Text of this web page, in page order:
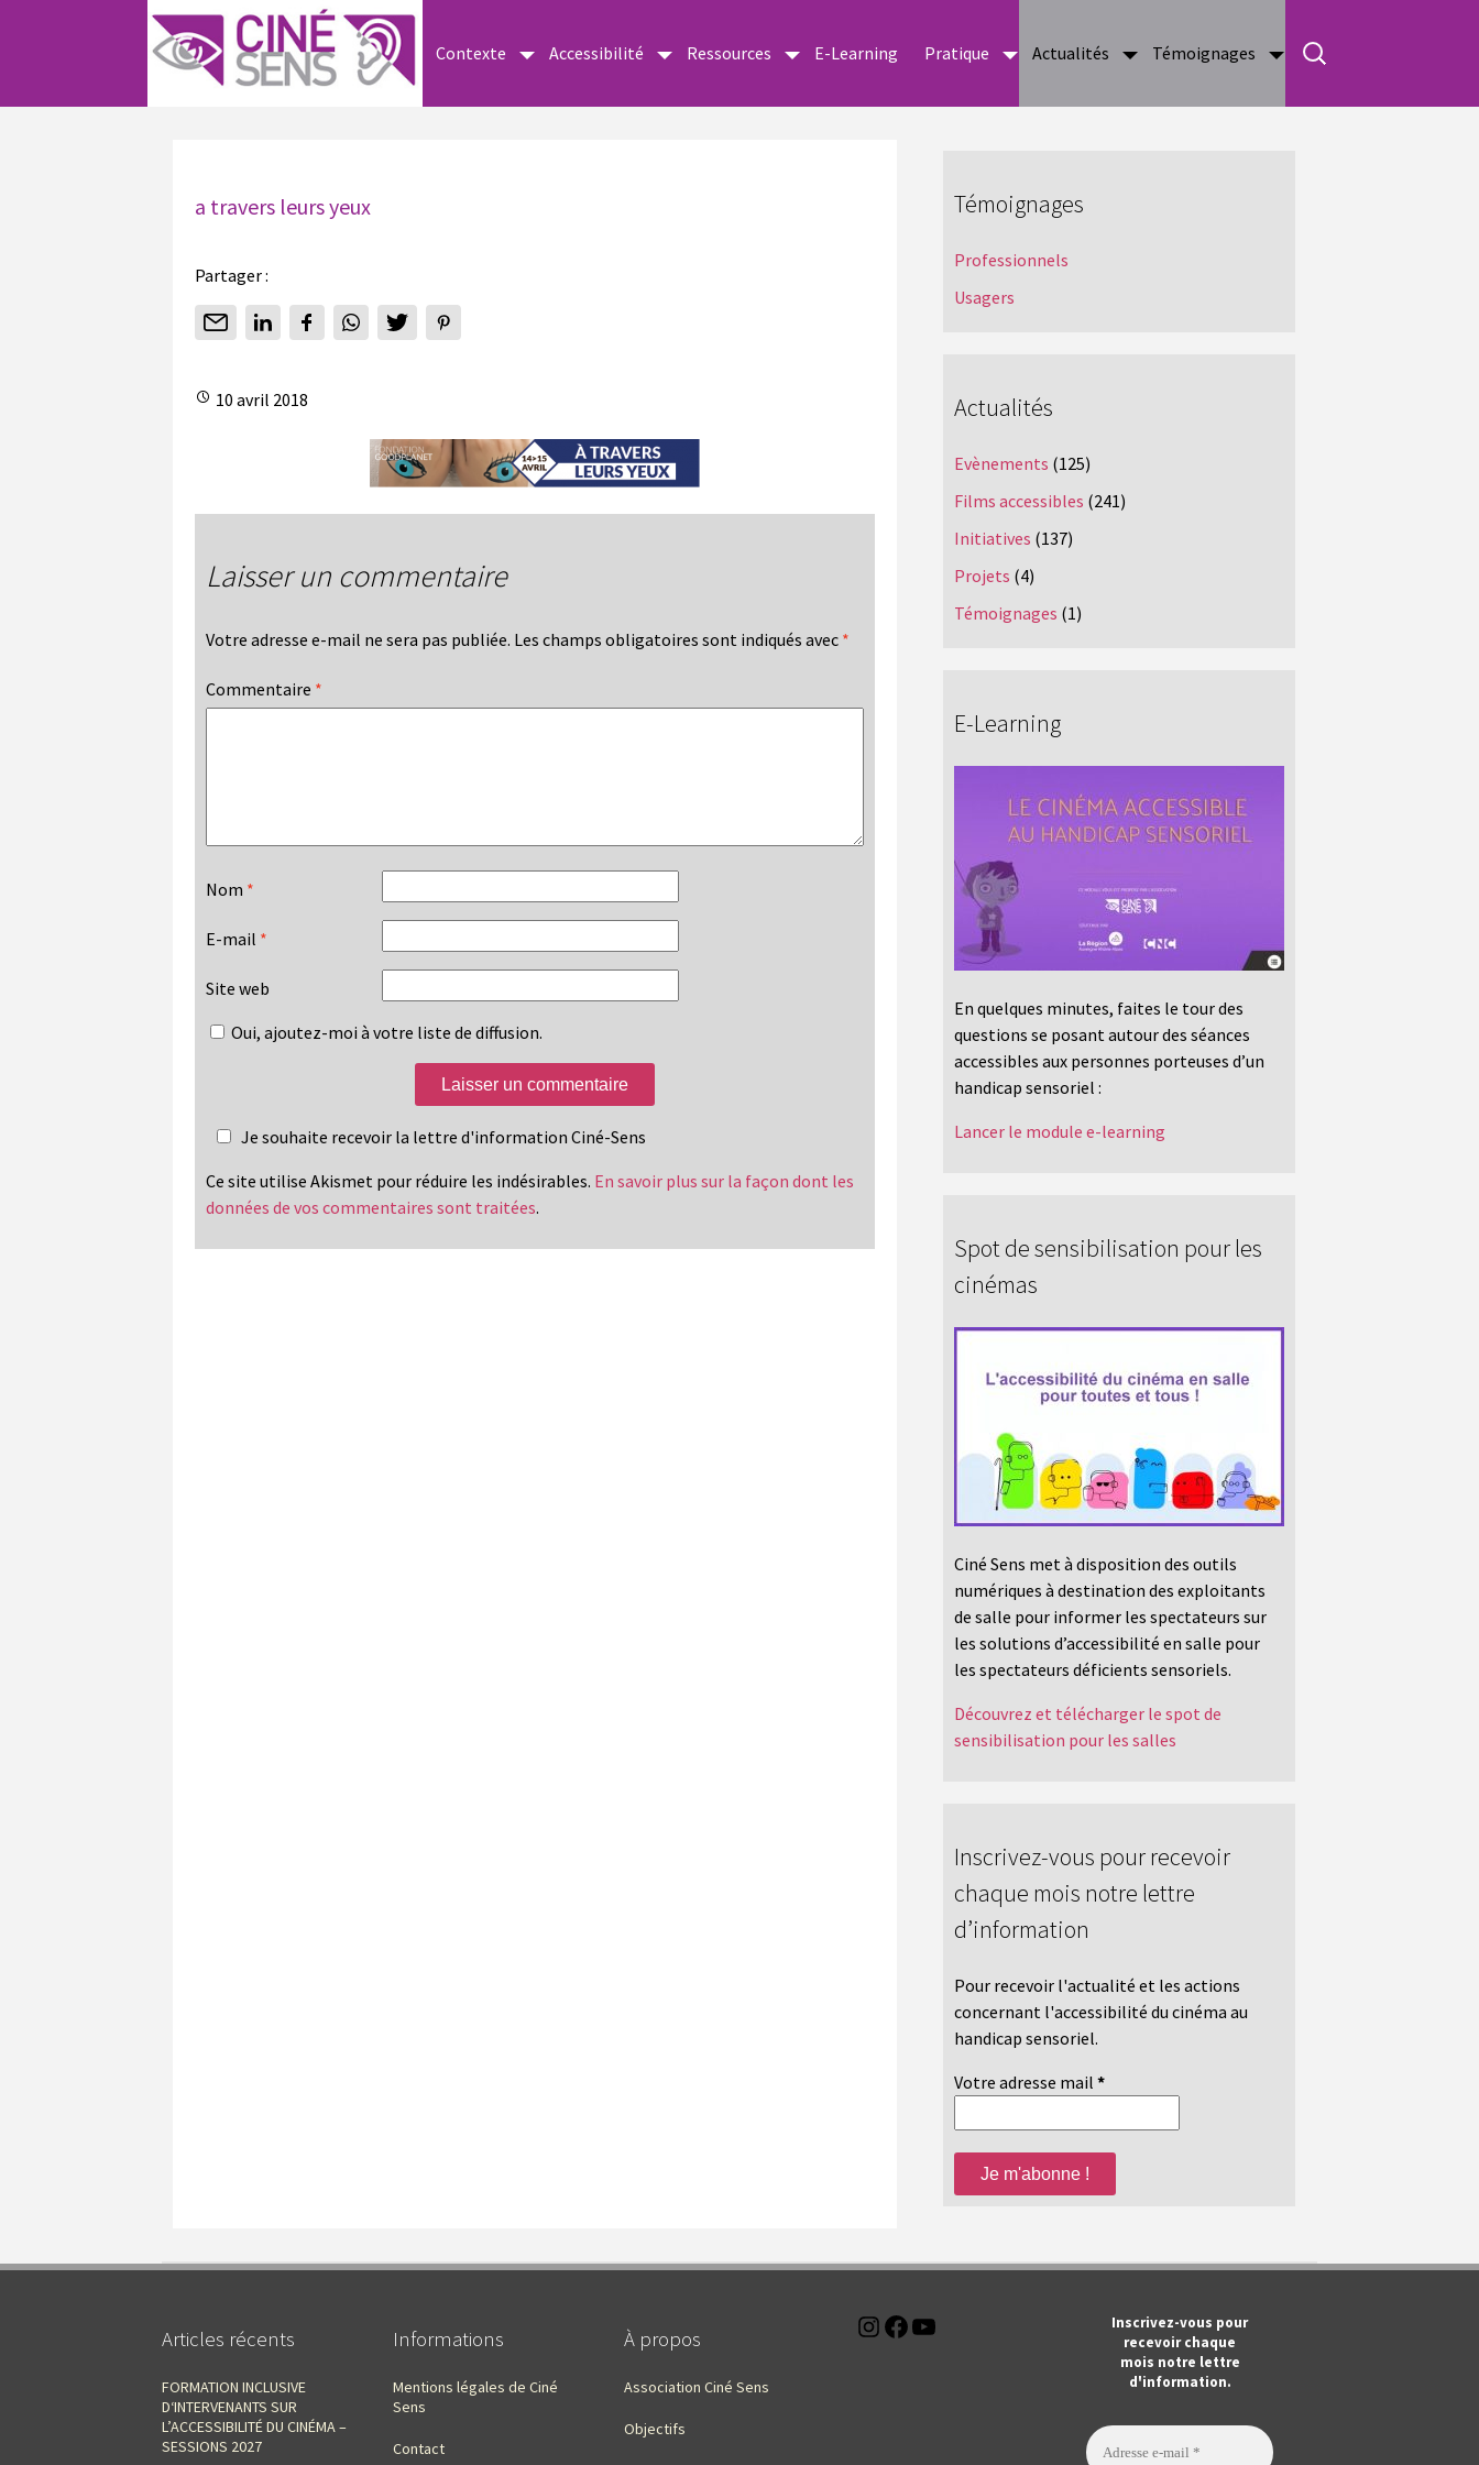
Contexte Accessibilité Ressources E-Learning Pratique Actualités Témoignages
a travers leurs yeux
Partager :
10 avril 2018
Laisser un commentaire
Votre adresse e-mail ne sera pas publiée. Les champs obligatoires sont indiqués avec *
Commentaire *
Nom *
E-mail *
Site web
Oui, ajoutez-moi à votre liste de diffusion.
Je souhaite recevoir la lettre d'information Ciné-Sens
Ce site utilise Akismet pour réduire les indésirables. En savoir plus sur la façon dont les
données de vos commentaires sont traitées.
Témoignages
Professionnels
Usagers
Actualités
Evènements (125)
Films accessibles (241)
Initiatives (137)
Projets (4)
Témoignages (1)
E-Learning
En quelques minutes, faites le tour des
questions se posant autour des séances
accessibles aux personnes porteuses d’un
handicap sensoriel :
Lancer le module e-learning
Spot de sensibilisation pour les
cinémas
Ciné Sens met à disposition des outils
numériques à destination des exploitants
de salle pour informer les spectateurs sur
les solutions d’accessibilité en salle pour
les spectateurs déficients sensoriels.
Découvrez et télécharger le spot de
sensibilisation pour les salles
Inscrivez-vous pour recevoir
chaque mois notre lettre
d’information
Pour recevoir l'actualité et les actions
concernant l'accessibilité du cinéma au
handicap sensoriel.
Votre adresse mail *
Articles récents
FORMATION INCLUSIVE
D‘INTERVENANTS SUR
L’ACCESSIBILITÉ DU CINÉMA –
SESSIONS 2027
Informations
Mentions légales de Ciné
Sens
Contact
À propos
Association Ciné Sens
Objectifs
Instagram
Facebook
Inscrivez-vous pour
recevoir chaque
mois notre lettre
d'information.